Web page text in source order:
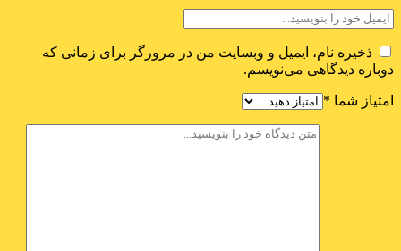
ذخیره نام، ایمیل و وبسایت من در مرورگر برای زمانی که
دوباره دیدگاهی می‌نویسم.
امتیاز شما *